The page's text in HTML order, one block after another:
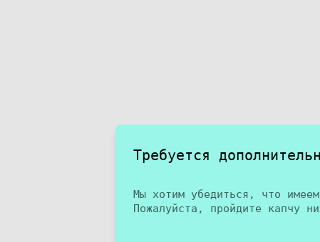
Требуется
Мы хотим убедиться, что
Пожалуйста, пройдите капчу